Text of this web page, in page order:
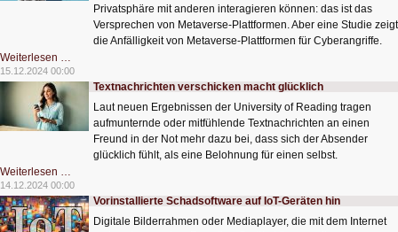
Privatsphäre mit anderen interagieren können: das ist das
Versprechen von Metaverse-Plattformen. Aber eine Studie zeigt
die Anfälligkeit von Metaverse-Plattformen für Cyberangriffe.
Weiterlesen …
Plattformen
sind
anfällig
Cyberangriffe
15.12.2024 00:00
Textnachrichten verschicken macht glücklich
Laut neuen Ergebnissen der University of Reading tragen
aufmunternde oder mitfühlende Textnachrichten an einen
Freund in der Not mehr dazu bei, dass sich der Absender
glücklich fühlt, als eine Belohnung für einen selbst.
Weiterlesen …
verschicken
macht
glücklich
14.12.2024 00:00
Vorinstallierte Schadsoftware auf IoT-Geräten hin
Digitale Bilderrahmen oder Mediaplayer, die mit dem Internet